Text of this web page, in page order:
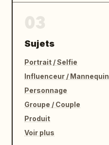
Sujets
Portrait / Selfie
Influenceur / Mannequin
Personnage
Groupe / Couple
Produit
Voir plus